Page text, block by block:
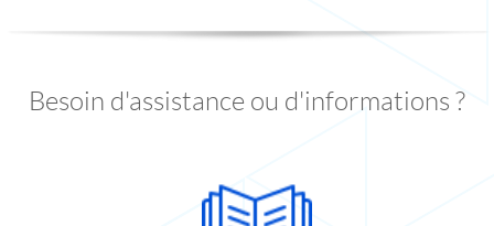
Besoin d'assistance ou d'informations ?